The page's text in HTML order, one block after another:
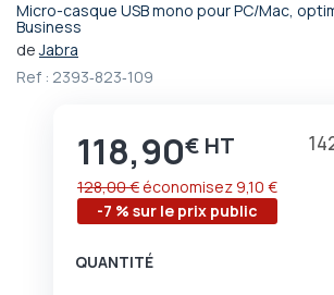
Micro-casque USB mono pour PC/Mac,
Business
deJabra
Ref : 2393‐823‐109
Prix
118,90€
-7 % sur le prix public
128,00 € économisez 9,10 €
QUANTITÉ
Passer
au
de
d’images